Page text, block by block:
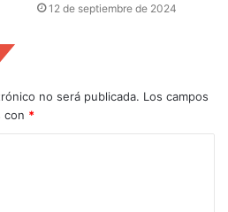
12 de septiembre de 2024
no será publicada. Los campos
con *